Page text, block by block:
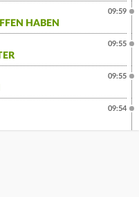
HABEN
09:59
09:55
09:55
09:54